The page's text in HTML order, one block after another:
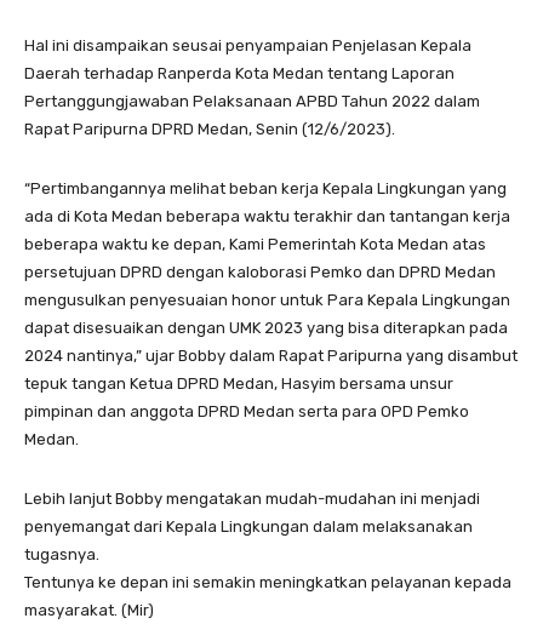
Hal ini disampaikan seusai penyampaian Penjelasan Kepala
Daerah terhadap Ranperda Kota Medan tentang Laporan
Pertanggungjawaban Pelaksanaan APBD Tahun 2022 dalam
Rapat Paripurna DPRD Medan, Senin (12/6/2023).
“Pertimbangannya melihat beban kerja Kepala Lingkungan yang
ada di Kota Medan beberapa waktu terakhir dan tantangan kerja
beberapa waktu ke depan, Kami Pemerintah Kota Medan atas
persetujuan DPRD dengan kaloborasi Pemko dan DPRD Medan
mengusulkan penyesuaian honor untuk Para Kepala Lingkungan
dapat disesuaikan dengan UMK 2023 yang bisa diterapkan pada
2024 nantinya,” ujar Bobby dalam Rapat Paripurna yang disambut
tepuk tangan Ketua DPRD Medan, Hasyim bersama unsur
pimpinan dan anggota DPRD Medan serta para OPD Pemko
Medan.
Lebih lanjut Bobby mengatakan mudah-mudahan ini menjadi
penyemangat dari Kepala Lingkungan dalam melaksanakan
tugasnya.
Tentunya ke depan ini semakin meningkatkan pelayanan kepada
masyarakat. (Mir)